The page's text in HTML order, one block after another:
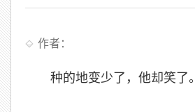
作者：
种的地变少了，他却笑了。